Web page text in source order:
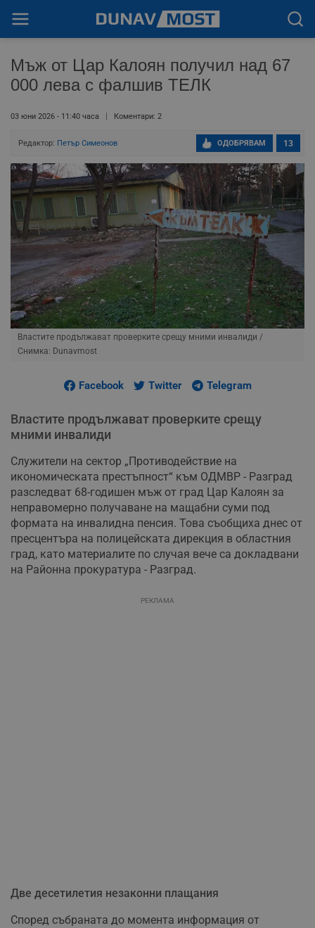
Mъж от Цар Калоян получил над 67
000 лева с фалшив ТЕЛК
03 юни 2026 - 11:40 часа Коментари: 2
Редактор: Петър Симеонов 13
ОДОБРЯВАМ
Властите продължават проверките срещу мними инвалиди /
Снимка: Dunavmost
Facebook Twitter Telegram
Властите продължават проверките срещу
мними инвалиди
Служители на сектор „Противодействие на
икономическата престъпност“ към ОДМВР - Разград
разследват 68-годишен мъж от град Цар Калоян за
неправомерно получаване на мащабни суми под
формата на инвалидна пенсия. Това съобщиха днес от
пресцентъра на полицейската дирекция в областния
град, като материалите по случая вече са докладвани
на Районна прокуратура - Разград.
РЕКЛАМА
Две десетилетия незаконни плащания
Според събраната до момента информация от